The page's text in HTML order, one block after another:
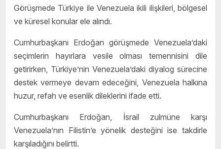
Görüşmede Türkiye ile Venezuela ikili ilişkileri, bölgesel
ve küresel konular ele alındı.
Cumhurbaşkanı Erdoğan görüşmede Venezuela’daki
seçimlerin hayırlara vesile olması temennisini dile
getirirken, Türkiye’nin Venezuela’daki diyalog sürecine
destek vermeye devam edeceğini, Venezuela halkına
huzur, refah ve esenlik dileklerini ifade etti.
Cumhurbaşkanı Erdoğan, İsrail zulmüne karşı
Venezuela’nın Filistin’e yönelik desteğini ise takdirle
karşıladığını belirtti.